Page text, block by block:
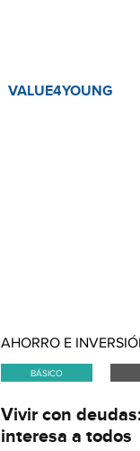
VALUE4YOUNG
AHORRO E
BÁSICO
Vivir con
interesa a todos